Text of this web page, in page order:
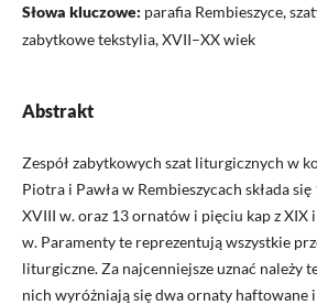
Słowa kluczowe: parafia Rembieszyce,
zabytkowe tekstylia, XVII–XX wiek
Abstrakt
Zespół zabytkowych szat liturgicznych w
Piotra i Pawła w Rembieszycach składa
XVIII w. oraz 13 ornatów i pięciu kap z XIX
w. Paramenty te reprezentują wszystkie
liturgiczne. Za najcenniejsze uznać należy
nich wyróżniają się dwa ornaty haftowane i